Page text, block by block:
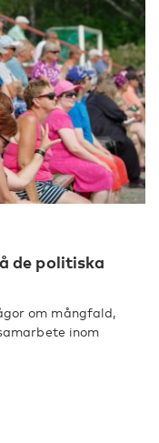
de politiska
om mångfald,
inom